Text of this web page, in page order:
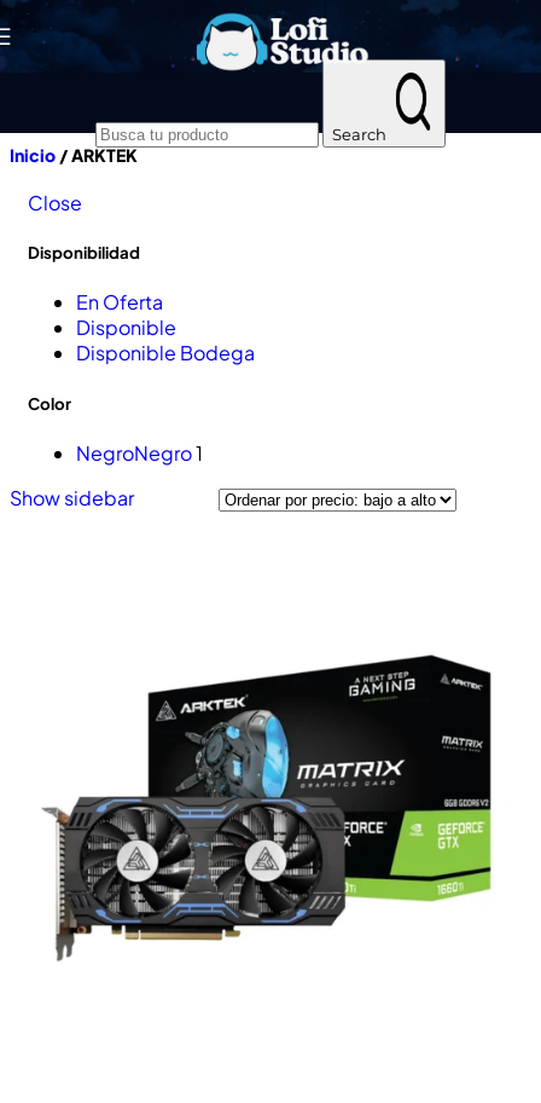
Skip to navigation Skip to main content
Search
Inicio /ARKTEK
Close
Disponibilidad
En Oferta
Disponible
Disponible Bodega
Color
NegroNegro1
Show sidebar